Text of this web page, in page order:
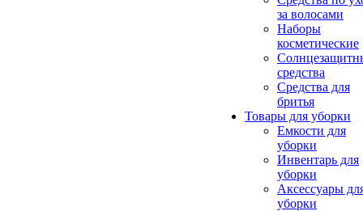
за волосами
Наборы
косметические
средства
Средства для
бритья
Товары для уборки
Емкости для
уборки
Инвентарь для
уборки
Аксессуары
уборки